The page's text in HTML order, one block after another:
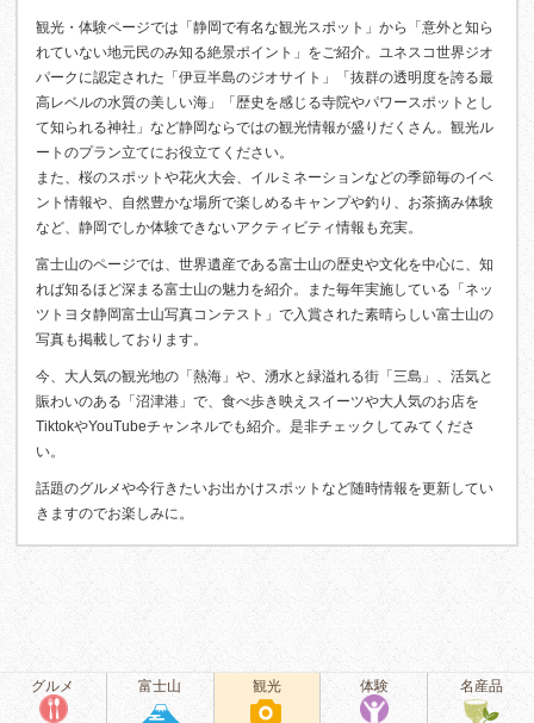
観光・体験ページでは「静岡で有名な観光スポット」から「意外と知ら
れていない地元民のみ知る絶景ポイント」をご紹介。ユネスコ世界ジオ
パークに認定された「伊豆半島のジオサイト」「抜群の透明度を誇る最
高レベルの水質の美しい海」「歴史を感じる寺院やパワースポットとし
て知られる神社」など静岡ならではの観光情報が盛りだくさん。観光ル
ートのプラン立てにお役立てください。
また、桜のスポットや花火大会、イルミネーションなどの季節毎のイベ
ント情報や、自然豊かな場所で楽しめるキャンプや釣り、お茶摘み体験
など、静岡でしか体験できないアクティビティ情報も充実。
富士山のページでは、世界遺産である富士山の歴史や文化を中心に、知
れば知るほど深まる富士山の魅力を紹介。また毎年実施している「ネッ
ツトヨタ静岡富士山写真コンテスト」で入賞された素晴らしい富士山の
写真も掲載しております。
今、大人気の観光地の「熱海」や、湧水と緑溢れる街「三島」、活気と
賑わいのある「沼津港」で、食べ歩き映えスイーツや大人気のお店を
TiktokやYouTubeチャンネルでも紹介。是非チェックしてみてくださ
い。
話題のグルメや今行きたいお出かけスポットなど随時情報を更新してい
きますのでお楽しみに。
グルメ 富士山 観光 体験 名産品